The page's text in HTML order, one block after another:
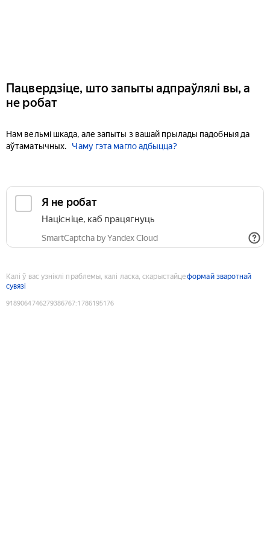
Пацвердзіце, што запыты адпраўлялі вы, а
не робат
Нам вельмі шкада, але запыты з вашай прылады падобныя да
аўтаматычных.
Чаму гэта магло адбыцца?
Я не робат
Націсніце, каб працягнуць
SmartCaptcha by Yandex Cloud
Калі ў вас узніклі праблемы, калі ласка, скарыстайцеформай зваротнай
сувязі
9189064746279386767:1786195176